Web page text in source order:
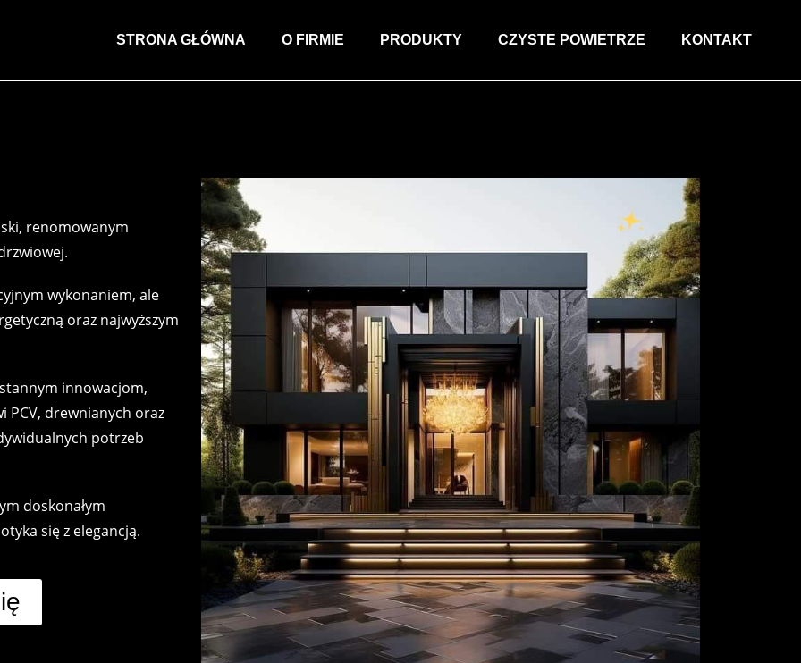
STRONA GŁÓWNA O FIRMIE PRODUKTY CZYSTE POWIETRZE KONTAKT
renomowanym
wykonaniem, ale
oraz najwyższym
innowacjom,
drewnianych oraz
potrzeb
doskonałym
się z elegancją.